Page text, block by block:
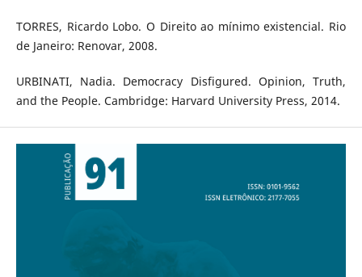
TORRES, Ricardo Lobo. O Direito ao mínimo existencial. Rio
de Janeiro: Renovar, 2008.
URBINATI, Nadia. Democracy Disfigured. Opinion, Truth,
and the People. Cambridge: Harvard University Press, 2014.